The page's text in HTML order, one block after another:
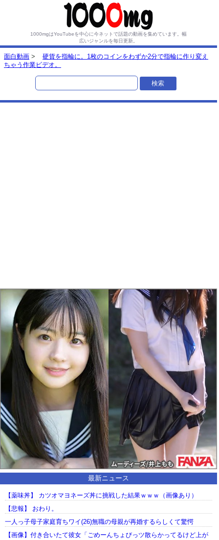
1000mgはYouTubeを中心に今ネットで話題の動画を集めています。 幅
広いジャンルを毎日更新。
面白動画 >
硬貨を指輪に。1枚のコインをわずか2分で指輪に作り変え
ちゃう作業ビデオ。
最新ニュース
【薬味丼】 カツオマヨネーズ丼に挑戦した結果ｗｗｗ（画像あり）
【悲報】 おわり。
一人っ子母子家庭育ちワイ(26)無職の母親が再婚するらしくて驚愕
【画像】付き合いたて彼女「ごめーんちょびっツ散らかってるけど上が